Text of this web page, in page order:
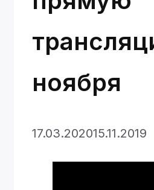
ноября
17.03.202015.11.2019